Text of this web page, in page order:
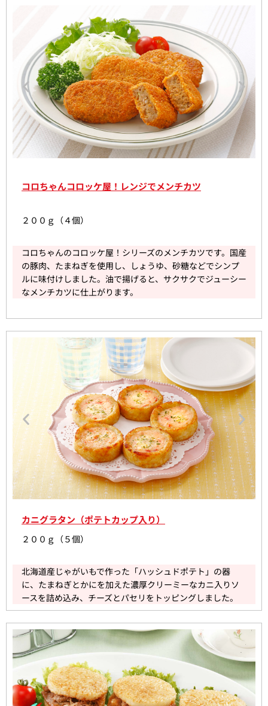
コロちゃんコロッケ屋！レンジでメンチカツ
２００ｇ（４個）
コロちゃんのコロッケ屋！シリーズのメンチカツです。国産
の豚肉、たまねぎを使用し、しょうゆ、砂糖などでシンプ
ルに味付けしました。油で揚げると、サクサクでジューシー
なメンチカツに仕上がります。
カニグラタン（ポテトカップ入り）
２００ｇ（５個）
北海道産じゃがいもで作った「ハッシュドポテト」の器
に、たまねぎとかにを加えた濃厚クリーミーなカニ入りソ
ースを詰め込み、チーズとパセリをトッピングしました。